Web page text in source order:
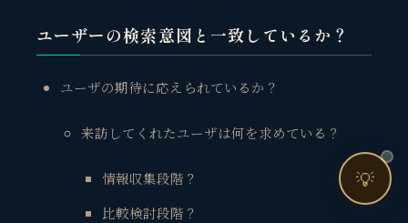
ユーザーの検索意図と一致しているか？
ユーザの期待に応えられているか？
来訪してくれたユーザは何を求めている？
情報収集段階？
比較検討段階？
💡
お問い合わせ